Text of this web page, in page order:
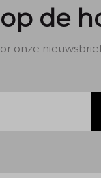
de
onze